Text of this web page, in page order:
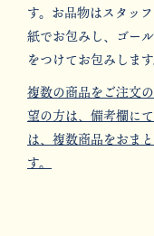
す。お品物はスタッ
紙でお包みし、ゴー
をつけてお包みします
複数の商品をご注文
望の方は、備考欄に
は、複数商品をおま
す。